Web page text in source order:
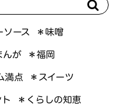
ソース ＊味噌
んが ＊福岡
満点 ＊スイーツ
＊くらしの知恵